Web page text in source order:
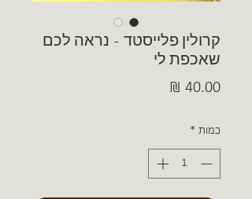
קרולין פלייסטד - נראה לכם
שאכפת לי
כמות *